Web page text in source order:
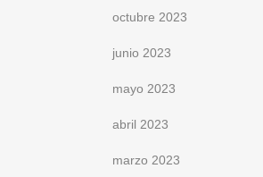
octubre 2023
junio 2023
mayo 2023
abril 2023
marzo 2023